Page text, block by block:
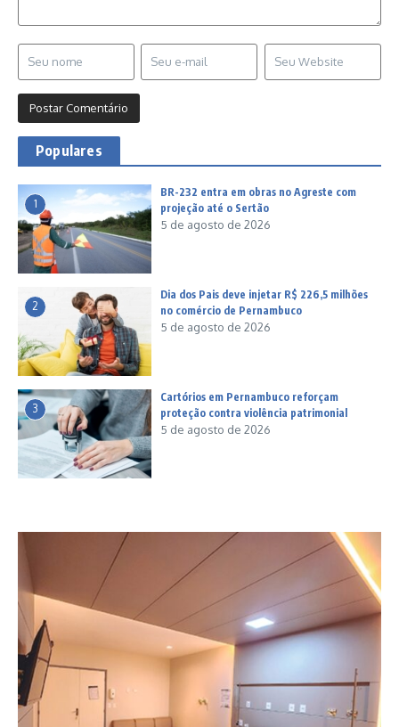
Populares
1
BR-232 entra em obras no Agreste com
projeção até o Sertão
5 de agosto de 2026
2
Dia dos Pais deve injetar R$ 226,5 milhões
no comércio de Pernambuco
5 de agosto de 2026
3
Cartórios em Pernambuco reforçam
proteção contra violência patrimonial
5 de agosto de 2026